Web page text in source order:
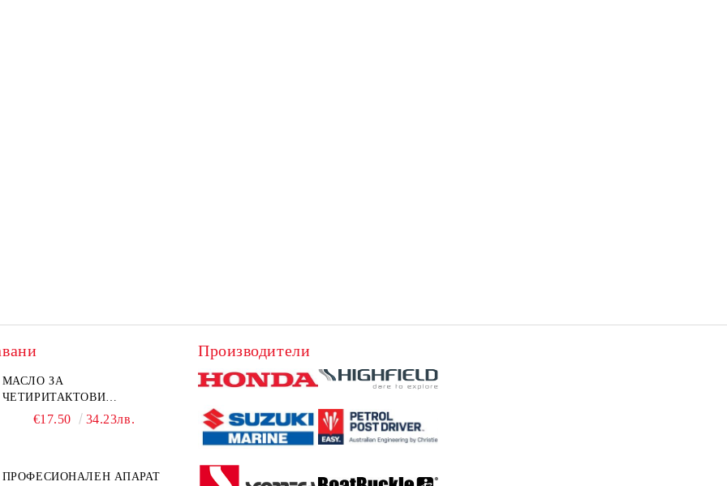
МАСЛО ЗА
ЧЕТИРИТАКТОВИ
ИЗВЪНБОРДОВИ
€17.50 34.23лв.
ПРОФЕСИОНАЛЕН АПАРАТ
Производители